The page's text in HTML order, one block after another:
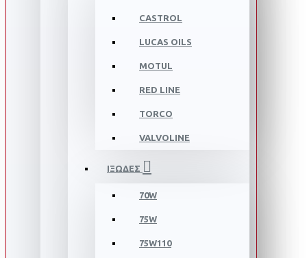
CASTROL
LUCAS OILS
MOTUL
RED LINE
TORCO
VALVOLINE
ΙΞΩΔΕΣ
70W
75W
75W110